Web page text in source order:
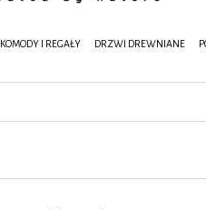
KOMODY I REGAŁY DRZWI DREWNIANE